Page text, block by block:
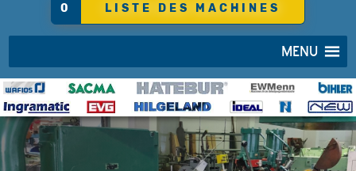
0 LISTE DES MACHINES
MENU